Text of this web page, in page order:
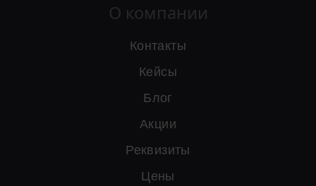
О компании
Контакты
Кейсы
Блог
Акции
Реквизиты
Цены